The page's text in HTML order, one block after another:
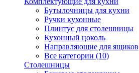
Бутылочницы для кухни
Ручки кухонные
Плинтус для столешницы
Кухонный цоколь
Направляющие для ящиков
Все категории (10)
Столешницы